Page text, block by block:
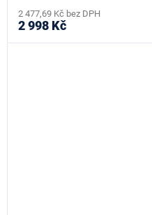
2 477,69 Kč bez DPH
2 998 Kč